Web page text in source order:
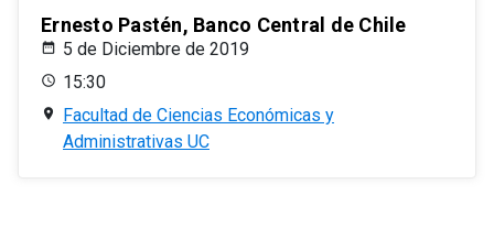
Ernesto Pastén, Banco Central de Chile
5 de Diciembre de 2019
15:30
Facultad de Ciencias Económicas y
Administrativas UC